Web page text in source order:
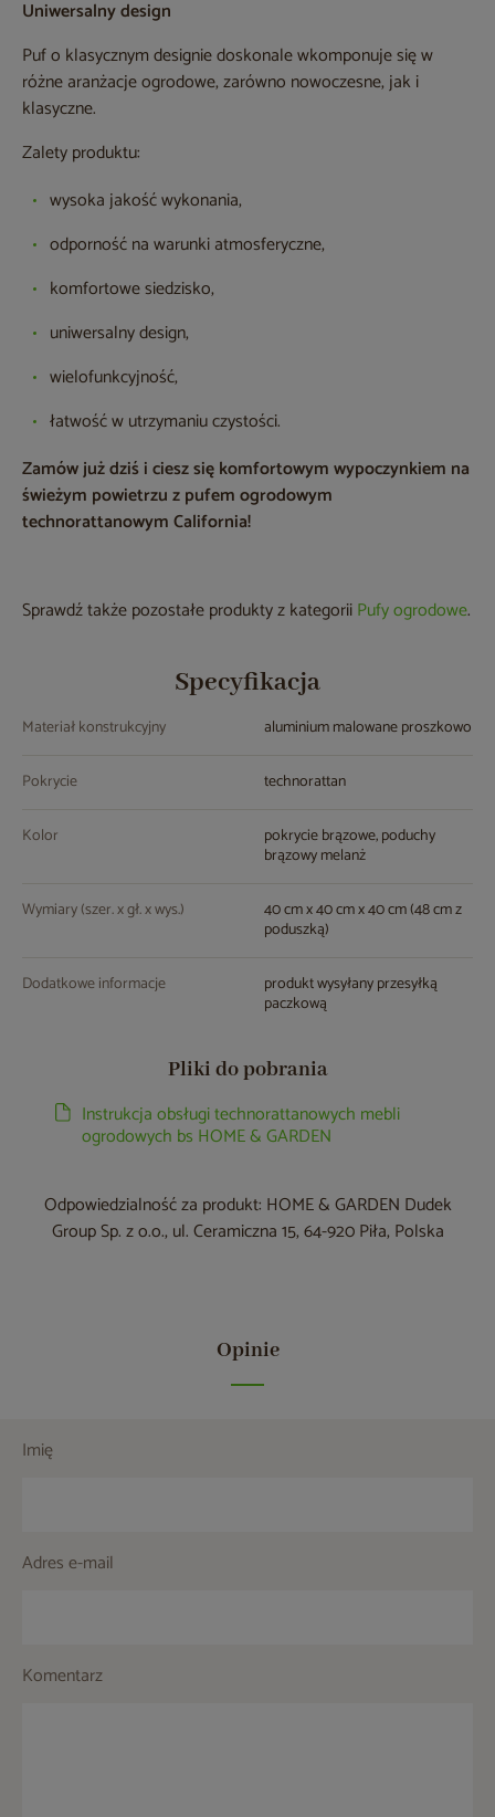
Uniwersalny design
Puf o klasycznym designie doskonale wkomponuje się w
różne aranżacje ogrodowe, zarówno nowoczesne, jak i
klasyczne.
Zalety produktu:
wysoka jakość wykonania,
odporność na warunki atmosferyczne,
komfortowe siedzisko,
uniwersalny design,
wielofunkcyjność,
łatwość w utrzymaniu czystości.
Zamów już dziś i ciesz się komfortowym wypoczynkiem na
świeżym powietrzu z pufem ogrodowym
technorattanowym California!
Sprawdź także pozostałe produkty z kategoriiPufy ogrodowe.
Specyfikacja
Materiał konstrukcyjny aluminium malowane proszkowo
Pokrycie technorattan
Kolor pokrycie brązowe, poduchy
brązowy melanż
Wymiary (szer. x gł. x wys.) 40 cm x 40 cm x 40 cm (48 cm z
poduszką)
Dodatkowe informacje produkt wysyłany przesyłką
paczkową
Pliki do pobrania
Instrukcja obsługi technorattanowych mebli
ogrodowych bs HOME & GARDEN
Odpowiedzialność za produkt: HOME & GARDEN Dudek
Group Sp. z o.o., ul. Ceramiczna 15, 64-920 Piła, Polska
Opinie
Imię
Adres e-mail
Komentarz